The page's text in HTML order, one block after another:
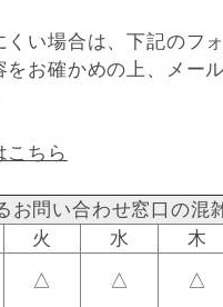
くい場合は、下記のフ
をお確かめの上、メー
こちら
お問い合わせ窓口の混
火 水 木
△ △ △